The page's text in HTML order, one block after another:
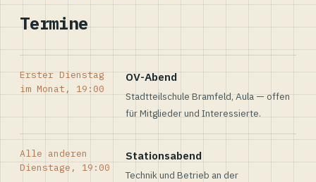
Termine
Erster Dienstag
im Monat, 19:00
OV-Abend
Stadtteilschule Bramfeld, Aula — offen
für Mitglieder und Interessierte.
Alle anderen
Dienstage, 19:00
Stationsabend
Technik und Betrieb an der